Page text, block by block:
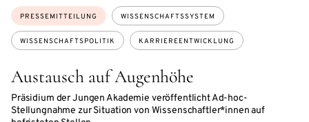
Austausch auf Augenhöhe
Präsidium der Jungen Akademie veröffentlicht Ad-hoc-
Stellungnahme zur Situation von Wissenschaftler*innen auf
Themen:
PRESSEMITTEILUNG WISSENSCHAFTSSYSTEM
WISSENSCHAFTSPOLITIK KARRIEREENTWICKLUNG